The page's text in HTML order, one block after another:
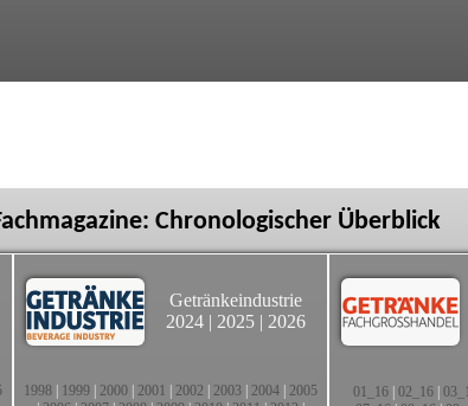
Chronologischer Überblick
Getränkeindustrie
2024 | 2025 | 2026
1998 1999 2000 2001 2002 2003 2004 2005
01_16| 02_16|